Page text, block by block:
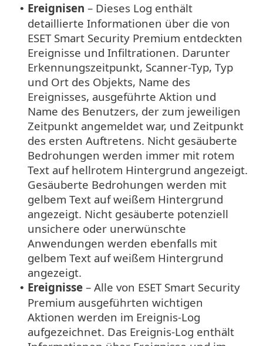
• Ereignisen – Dieses Log enthält
detaillierte Informationen über die von
ESET Smart Security Premium entdeckten
Ereignisse und Infiltrationen. Darunter
Erkennungszeitpunkt, Scanner-Typ, Typ
und Ort des Objekts, Name des
Ereignisses, ausgeführte Aktion und
Name des Benutzers, der zum jeweiligen
Zeitpunkt angemeldet war, und Zeitpunkt
des ersten Auftretens. Nicht gesäuberte
Bedrohungen werden immer mit rotem
Text auf hellrotem Hintergrund angezeigt.
Gesäuberte Bedrohungen werden mit
gelbem Text auf weißem Hintergrund
angezeigt. Nicht gesäuberte potenziell
unsichere oder unerwünschte
Anwendungen werden ebenfalls mit
gelbem Text auf weißem Hintergrund
angezeigt.
• Ereignisse – Alle von ESET Smart Security
Premium ausgeführten wichtigen
Aktionen werden im Ereignis-Log
aufgezeichnet. Das Ereignis-Log enthält